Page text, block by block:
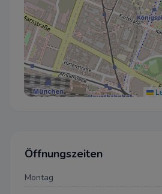
Öffnungszeiten
Montag